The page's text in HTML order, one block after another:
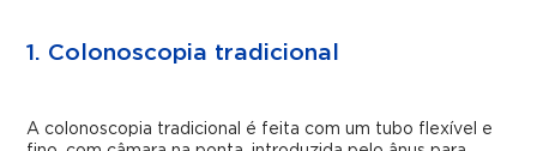
1. Colonoscopia tradicional
A colonoscopia tradicional é feita com um tubo flexível e